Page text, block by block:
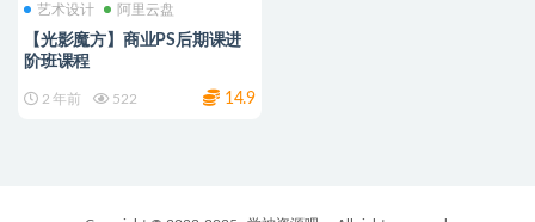
艺术设计 阿里云盘
【光影魔方】商业PS后期课进
阶班课程
2 年前 522 14.9